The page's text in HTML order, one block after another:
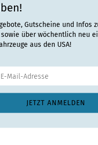
Gutscheine und Infos
sowie über wöchentlich neu
aus den USA!